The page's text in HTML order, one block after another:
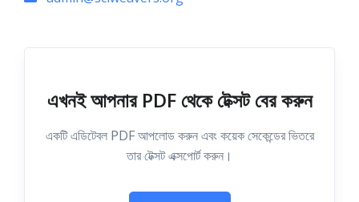
এখনই আপনার PDF থেকে টেক্সট বের করুন
একটি এডিটেবল PDF আপলোড করুন এবং কয়েক সেকেন্ডের ভিতরে
তার টেক্সট এক্সপোর্ট করুন।